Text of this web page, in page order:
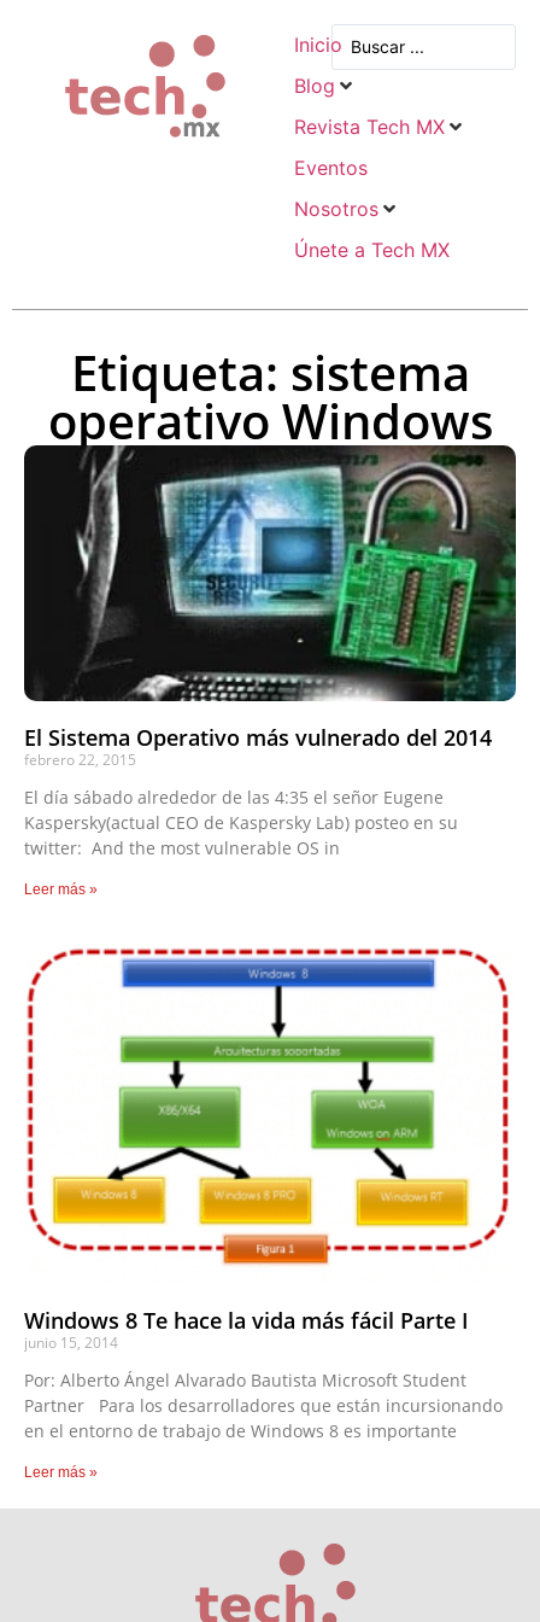
Inicio
Blog
Revista Tech MX
Eventos
Nosotros
Únete a Tech MX
Etiqueta: sistema
operativo Windows
El Sistema Operativo más vulnerado del 2014
febrero 22, 2015
El día sábado alrededor de las 4:35 el señor Eugene
Kaspersky(actual CEO de Kaspersky Lab) posteo en su
twitter: And the most vulnerable OS in
Leer más »
Windows 8 Te hace la vida más fácil Parte I
junio 15, 2014
Por: Alberto Ángel Alvarado Bautista Microsoft Student
Partner Para los desarrolladores que están incursionando
en el entorno de trabajo de Windows 8 es importante
Leer más »